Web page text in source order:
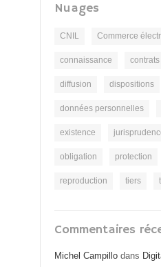
Nuages
CNIL Commerce
connaissance contrats
diffusion dispositions
données personnelles
existence
obligation protection
reproduction tiers
Commentaires
Michel Campillo dans